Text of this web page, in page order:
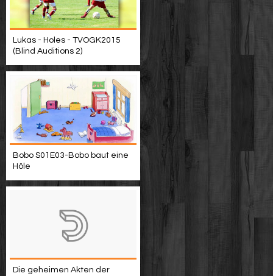
Lukas - Holes - TVOGK2015
(Blind Auditions 2)
Bobo S01E03-Bobo baut eine
Höle
Die geheimen Akten der